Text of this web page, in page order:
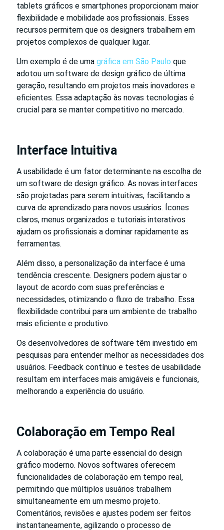
tablets gráficos e smartphones proporcionam maior
flexibilidade e mobilidade aos profissionais. Esses
recursos permitem que os designers trabalhem em
projetos complexos de qualquer lugar.
Um exemplo é de uma gráfica em São Paulo que
adotou um software de design gráfico de última
geração, resultando em projetos mais inovadores e
eficientes. Essa adaptação às novas tecnologias é
crucial para se manter competitivo no mercado.
Interface Intuitiva
A usabilidade é um fator determinante na escolha de
um software de design gráfico. As novas interfaces
são projetadas para serem intuitivas, facilitando a
curva de aprendizado para novos usuários. Ícones
claros, menus organizados e tutoriais interativos
ajudam os profissionais a dominar rapidamente as
ferramentas.
Além disso, a personalização da interface é uma
tendência crescente. Designers podem ajustar o
layout de acordo com suas preferências e
necessidades, otimizando o fluxo de trabalho. Essa
flexibilidade contribui para um ambiente de trabalho
mais eficiente e produtivo.
Os desenvolvedores de software têm investido em
pesquisas para entender melhor as necessidades dos
usuários. Feedback contínuo e testes de usabilidade
resultam em interfaces mais amigáveis e funcionais,
melhorando a experiência do usuário.
Colaboração em Tempo Real
A colaboração é uma parte essencial do design
gráfico moderno. Novos softwares oferecem
funcionalidades de colaboração em tempo real,
permitindo que múltiplos usuários trabalhem
simultaneamente em um mesmo projeto.
Comentários, revisões e ajustes podem ser feitos
instantaneamente, agilizando o processo de